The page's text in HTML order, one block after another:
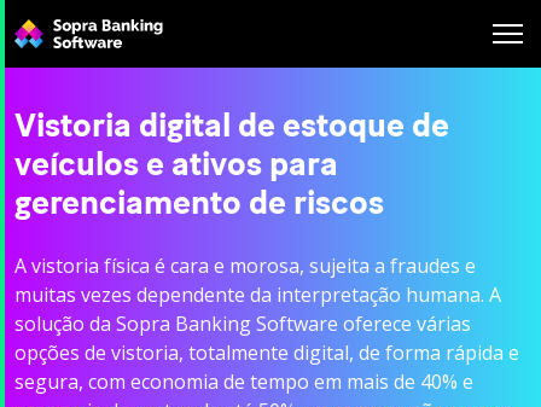
for:
Vistoria digital de estoque de
veículos e ativos para
gerenciamento de riscos
A vistoria física é cara e morosa, sujeita a fraudes e
muitas vezes dependente da interpretação humana. A
solução da Sopra Banking Software oferece várias
opções de vistoria, totalmente digital, de forma rápida e
segura, com economia de tempo em mais de 40% e